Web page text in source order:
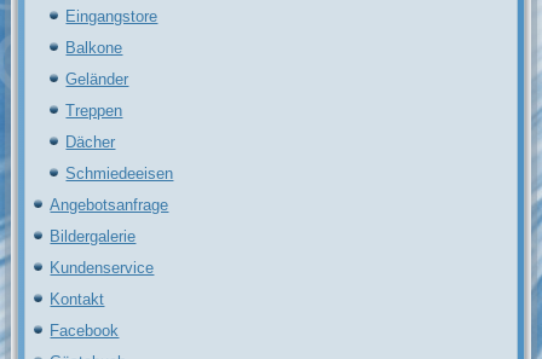
Eingangstore
Balkone
Geländer
Treppen
Dächer
Schmiedeeisen
Angebotsanfrage
Bildergalerie
Kundenservice
Kontakt
Facebook